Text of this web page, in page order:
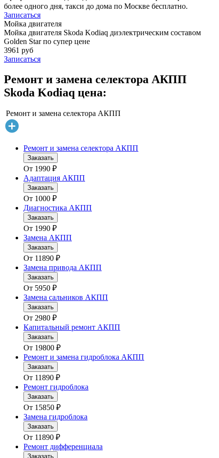
более одного дня, такси до дома по Москве бесплатно.
Записаться
Мойка двигателя
Мойка двигателя Skoda Kodiaq диэлектрическим составом
Golden Star по супер цене
3961 руб
Записаться
Ремонт и замена селектора АКПП
Skoda Kodiaq цена:
Ремонт и замена селектора АКПП
Ремонт и замена селектора АКПП
Заказать
От 1990 ₽
Адаптация АКПП
Заказать
От 1000 ₽
Диагностика АКПП
Заказать
От 1990 ₽
Замена АКПП
Заказать
От 11890 ₽
Замена привода АКПП
Заказать
От 5950 ₽
Замена сальников АКПП
Заказать
От 2980 ₽
Капитальный ремонт АКПП
Заказать
От 19800 ₽
Ремонт и замена гидроблока АКПП
Заказать
От 11890 ₽
Ремонт гидроблока
Заказать
От 15850 ₽
Замена гидроблока
Заказать
От 11890 ₽
Ремонт дифференциала
Заказать